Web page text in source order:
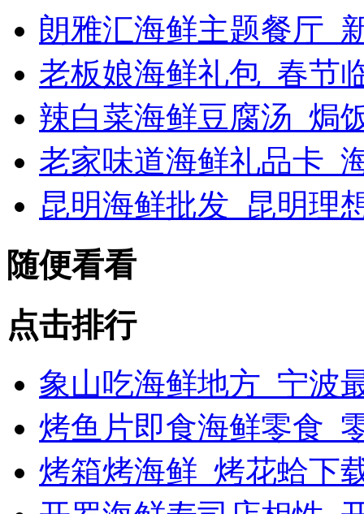
朗雅汇海鲜主题餐厅_
老板娘海鲜礼包_春节
辣白菜海鲜豆腐汤_焗
老家味道海鲜礼品卡_
昆明海鲜批发_昆明理
随便看看
点击排行
象山吃海鲜地方_宁波
烤鱼片即食海鲜零食_
烤箱烤海鲜_烤花蛤下